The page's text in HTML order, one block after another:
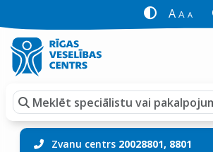
A A A
Zvanu centrs 20028801, 8801